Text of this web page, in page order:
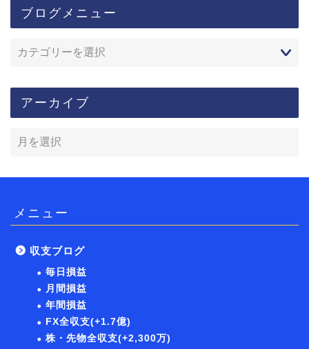
ブログメニュー
アーカイブ
メニュー
収支ブログ
毎日損益
月間損益
年間損益
FX全収支(+1.7億)
株・先物全収支(+2,300万)